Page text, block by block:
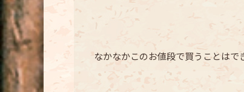
なかなかこのお値段で買うことは